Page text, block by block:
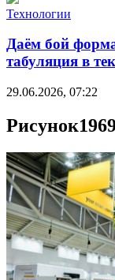
Технологии
Даём бой
табуляция в
29.06.2026, 07:22